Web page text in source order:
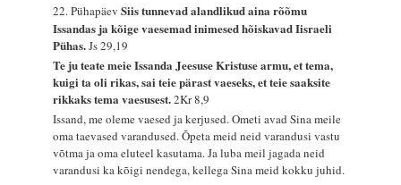
22. PühapäevSiis tunnevad alandlikud aina rõõmu
Issandas ja kõige vaesemad inimesed hõiskavad Iisraeli
Pühas.Js 29,19
Te ju teate meie Issanda Jeesuse Kristuse armu, et tema,
kuigi ta oli rikas, sai teie pärast vaeseks, et teie saaksite
rikkaks tema vaesusest.2Kr 8,9
Issand, me oleme vaesed ja kerjused. Ometi avad Sina meile
oma taevased varandused. Õpeta meid neid varandusi vastu
võtma ja oma eluteel kasutama. Ja luba meil jagada neid
varandusi ka kõigi nendega, kellega Sina meid kokku juhid.